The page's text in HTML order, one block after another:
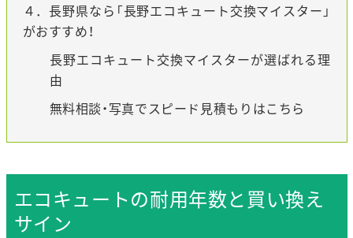
４．長野県なら「長野エコキュート交換マイスター」
がおすすめ！
長野エコキュート交換マイスターが選ばれる理
由
無料相談・写真でスピード見積もりはこちら
エコキュートの耐用年数と買い換え
サイン